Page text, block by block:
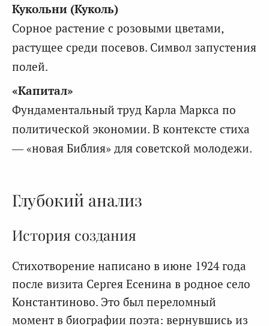
Кукольни (Куколь)
Сорное растение с розовыми цветами,
растущее среди посевов. Символ запустения
полей.
«Капитал»
Фундаментальный труд Карла Маркса по
политической экономии. В контексте стиха
— «новая Библия» для советской молодежи.
Глубокий анализ
История создания
Стихотворение написано в июне 1924 года
после визита Сергея Есенина в родное село
Константиново. Это был переломный
момент в биографии поэта: вернувшись из